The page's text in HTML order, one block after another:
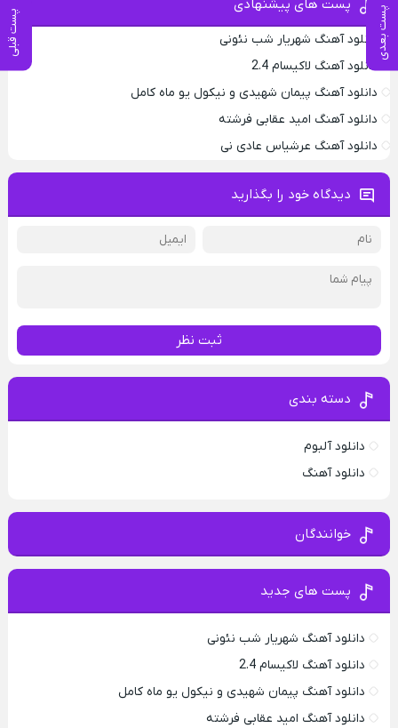
پست بعدی پست قبلی
پست های پیشنهادی
دانلود آهنگ شهریار شب نئونی
دانلود آهنگ لاکیسام 2.4
دانلود آهنگ پیمان شهیدی و نیکول یو ماه کامل
دانلود آهنگ امید عقابی فرشته
دانلود آهنگ عرشیاس عادی نی
دیدگاه خود را بگذارید
ثبت نظر
دسته بندی
دانلود آلبوم
دانلود آهنگ
خوانندگان
پست های جدید
دانلود آهنگ شهریار شب نئونی
دانلود آهنگ لاکیسام 2.4
دانلود آهنگ پیمان شهیدی و نیکول یو ماه کامل
دانلود آهنگ امید عقابی فرشته